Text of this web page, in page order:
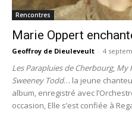
Rencontres
Marie Oppert
Geoffroy de Dieuleveult - 4
Les Parapluies de Cherbourg, My
Sweeney Todd… la jeune
album, enregistré avec l’Orchestre
occasion, Elle s’est confiée à